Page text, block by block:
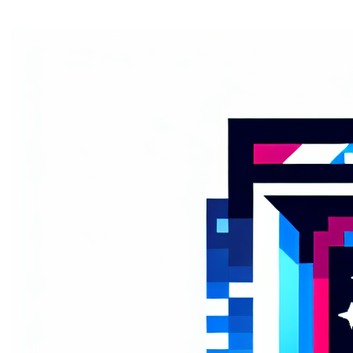
Ontdek de unieke kracht van 7331.be!
Deze pakkende,
gemakkelijk te onthouden domeinnaam kan uw digitale
aanwezigheid versterken. Het is kort, krachtig en
. Met 7331.be, bent u altijd slechts
een klik verwijderd van uw publiek.Grijp deze kans om